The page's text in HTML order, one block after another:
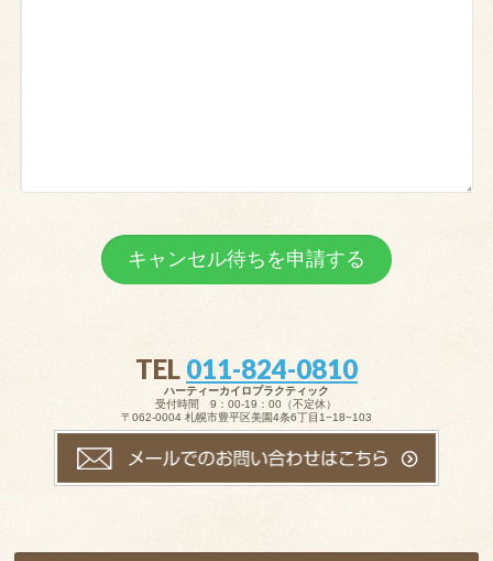
TEL 011-824-0810
ハーティーカイロプラクティック
受付時間 9：00-19：00（不定休）
〒062-0004 札幌市豊平区美園4条6丁目1−18−103